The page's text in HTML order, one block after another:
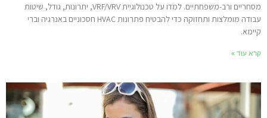
מסחריים ורב-משפחתיים. למדו על טכנולוגיית VRF/VRV, יתרונות, גודל, שיטות
עבודה מומלצות ותחזוקה כדי להבטיח פתרונות HVAC חסכוניים באנרגיה וברי
עוד »